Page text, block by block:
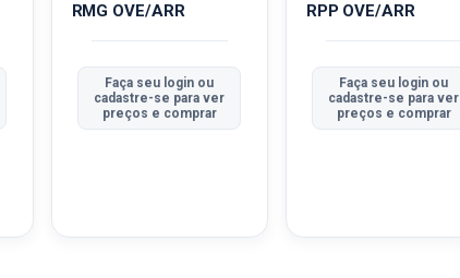
RMG OVE/ARR
Faça seu login ou
cadastre-se para ver
preços e comprar
RPP OVE/ARR
Faça seu login ou
cadastre-se para ver
preços e comprar